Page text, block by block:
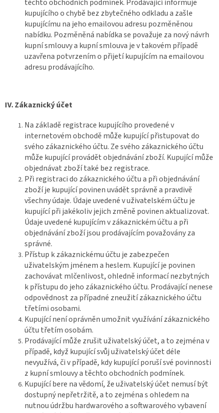
těchto obchodních podmínek. Prodávající informuje
kupujícího o chybě bez zbytečného odkladu a zašle
kupujícímu na jeho emailovou adresu pozměněnou
nabídku. Pozměněná nabídka se považuje za nový návrh
kupní smlouvy a kupní smlouva je v takovém případě
uzavřena potvrzením o přijetí kupujícím na emailovou
adresu prodávajícího.
IV.Zákaznický účet
Na základě registrace kupujícího provedené v
internetovém obchodě může kupující přistupovat do
svého zákaznického účtu. Ze svého zákaznického účtu
může kupující provádět objednávání zboží. Kupující může
objednávat zboží také bez registrace.
Při registraci do zákaznického účtu a při objednávání
zboží je kupující povinen uvádět správně a pravdivě
všechny údaje. Údaje uvedené v uživatelském účtu je
kupující při jakékoliv jejich změně povinen aktualizovat.
Údaje uvedené kupujícím v zákaznickém účtu a při
objednávání zboží jsou prodávajícím považovány za
správné.
Přístup k zákaznickému účtu je zabezpečen
uživatelským jménem a heslem. Kupující je povinen
zachovávat mlčenlivost, ohledně informací nezbytných
k přístupu do jeho zákaznického účtu. Prodávající nenese
odpovědnost za případné zneužití zákaznického účtu
třetími osobami.
Kupující není oprávněn umožnit využívání zákaznického
účtu třetím osobám.
Prodávající může zrušit uživatelský účet, a to zejména v
případě, když kupující svůj uživatelský účet déle
nevyužívá, či v případě, kdy kupující poruší své povinnosti
z kupní smlouvy a těchto obchodních podmínek.
Kupující bere na vědomí, že uživatelský účet nemusí být
dostupný nepřetržitě, a to zejména s ohledem na
nutnou údržbu hardwarového a softwarového vybavení